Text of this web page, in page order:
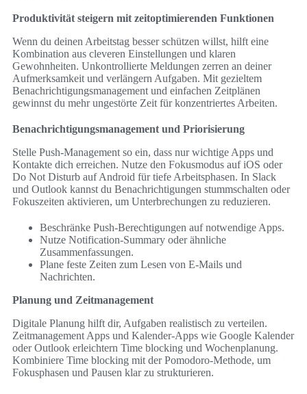
Produktivität steigern mit zeitoptimierenden Funktionen
Wenn du deinen Arbeitstag besser schützen willst, hilft eine
Kombination aus cleveren Einstellungen und klaren
Gewohnheiten. Unkontrollierte Meldungen zerren an deiner
Aufmerksamkeit und verlängern Aufgaben. Mit gezieltem
Benachrichtigungsmanagement und einfachen Zeitplänen
gewinnst du mehr ungestörte Zeit für konzentriertes Arbeiten.
Benachrichtigungsmanagement und Priorisierung
Stelle Push-Management so ein, dass nur wichtige Apps und
Kontakte dich erreichen. Nutze den Fokusmodus auf iOS oder
Do Not Disturb auf Android für tiefe Arbeitsphasen. In Slack
und Outlook kannst du Benachrichtigungen stummschalten oder
Fokuszeiten aktivieren, um Unterbrechungen zu reduzieren.
Beschränke Push-Berechtigungen auf notwendige Apps.
Nutze Notification-Summary oder ähnliche
Zusammenfassungen.
Plane feste Zeiten zum Lesen von E-Mails und
Nachrichten.
Planung und Zeitmanagement
Digitale Planung hilft dir, Aufgaben realistisch zu verteilen.
Zeitmanagement Apps und Kalender-Apps wie Google Kalender
oder Outlook erleichtern Time blocking und Wochenplanung.
Kombiniere Time blocking mit der Pomodoro-Methode, um
Fokusphasen und Pausen klar zu strukturieren.